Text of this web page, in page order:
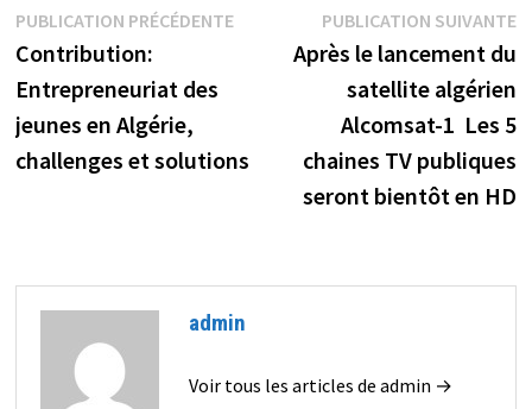
Navigation
de
l’article
PUBLICATION PRÉCÉDENTEPublication
précédente :
Contribution:
Entrepreneuriat des
jeunes en Algérie,
challenges et solutions
PUBLICATION SUIVANTE
Après le lancement du
satellite algérien
Alcomsat-1 Les 5
chaines TV publiques
seront bientôt en HD
admin
Voir tous les articles de admin →